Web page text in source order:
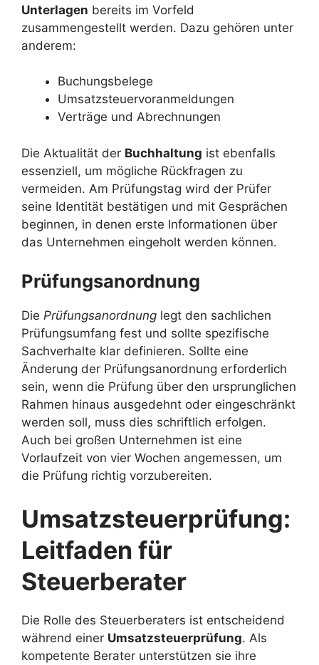
Unterlagen bereits im Vorfeld
zusammengestellt werden. Dazu gehören unter
anderem:
Buchungsbelege
Umsatzsteuervoranmeldungen
Verträge und Abrechnungen
Die Aktualität der Buchhaltung ist ebenfalls
essenziell, um mögliche Rückfragen zu
vermeiden. Am Prüfungstag wird der Prüfer
seine Identität bestätigen und mit Gesprächen
beginnen, in denen erste Informationen über
das Unternehmen eingeholt werden können.
Prüfungsanordnung
Die Prüfungsanordnung legt den sachlichen
Prüfungsumfang fest und sollte spezifische
Sachverhalte klar definieren. Sollte eine
Änderung der Prüfungsanordnung erforderlich
sein, wenn die Prüfung über den ursprunglichen
Rahmen hinaus ausgedehnt oder eingeschränkt
werden soll, muss dies schriftlich erfolgen.
Auch bei großen Unternehmen ist eine
Vorlaufzeit von vier Wochen angemessen, um
die Prüfung richtig vorzubereiten.
Umsatzsteuerprüfung:
Leitfaden für
Steuerberater
Die Rolle des Steuerberaters ist entscheidend
während einer Umsatzsteuerprüfung. Als
kompetente Berater unterstützen sie ihre